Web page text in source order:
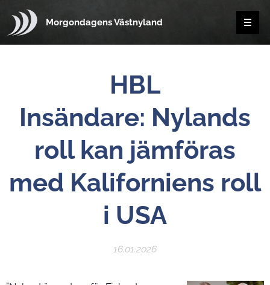
Morgondagens Västnyland
HBL
Insändare: Nylands
roll kan jämföras
med Kaliforniens roll
i USA
16.01.2026